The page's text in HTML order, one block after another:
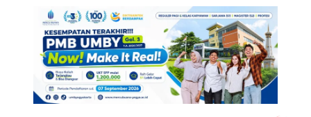
about
Pendidikan
Matematika
UMBY
Implementasikan
Kurikulum
Merdeka
Belajar